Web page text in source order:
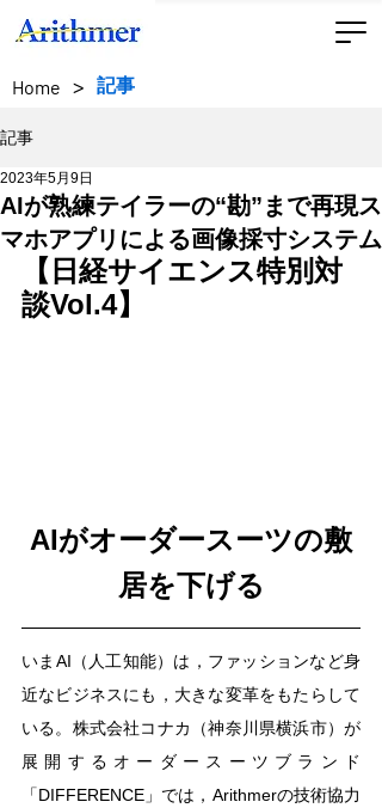
Home > 記事
記事
AIが熟練テイラーの“勘”まで再現ス
マホアプリによる画像採寸システム
2023年5月9日
【日経サイエンス特別対
談Vol.4】
AIがオーダースーツの敷
居を下げる
いまAI（人工知能）は，ファッションなど身
近なビジネスにも，大きな変革をもたらして
いる。株式会社コナカ（神奈川県横浜市）が
展開するオーダースーツブランド
「DIFFERENCE」では，Arithmerの技術協力